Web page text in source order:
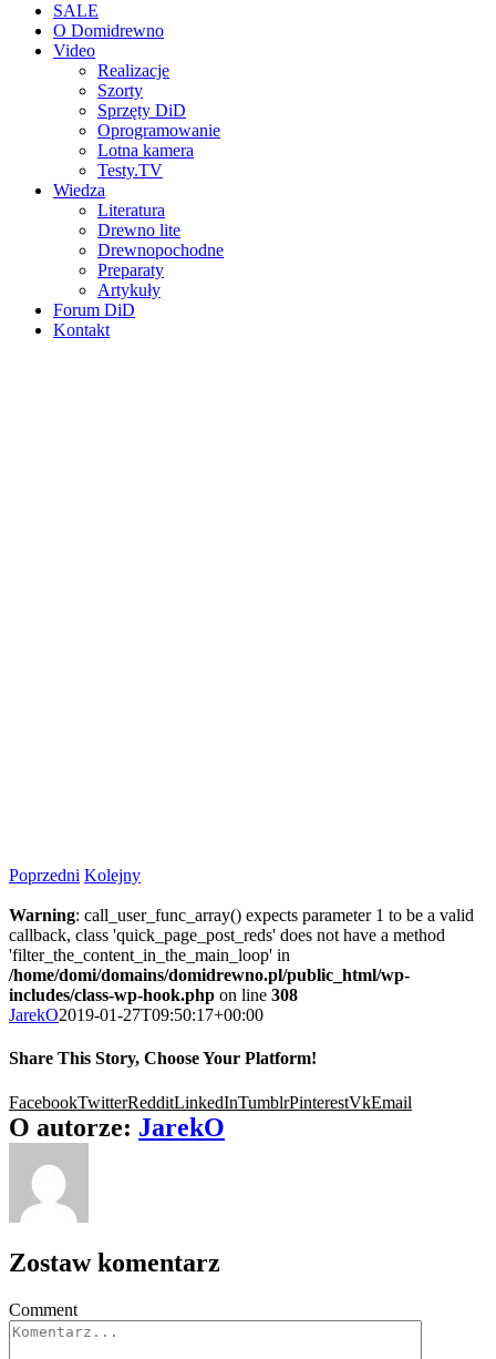
SALE
O Domidrewno
Video
Realizacje
Szorty
Sprzęty DiD
Oprogramowanie
Lotna kamera
Testy.TV
Wiedza
Literatura
Drewno lite
Drewnopochodne
Preparaty
Artykuły
Forum DiD
Kontakt
Poprzedni Kolejny
Warning: call_user_func_array() expects parameter 1 to be a valid
callback, class 'quick_page_post_reds' does not have a method
'filter_the_content_in_the_main_loop' in
/home/domi/domains/domidrewno.pl/public_html/wp-
includes/class-wp-hook.php on line 308
JarekO2019-01-27T09:50:17+00:00
Share This Story, Choose Your Platform!
FacebookTwitterRedditLinkedInTumblrPinterestVkEmail
O autorze: JarekO
Zostaw komentarz
Comment